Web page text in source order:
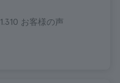
1.310 お客様の声